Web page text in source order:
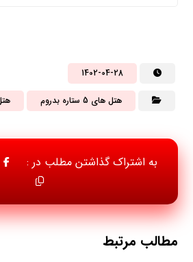
1402-04-28
هتل های 5 ستاره بدروم هتل
مطالب مرتبط